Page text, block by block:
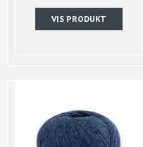
VIS PRODUKT